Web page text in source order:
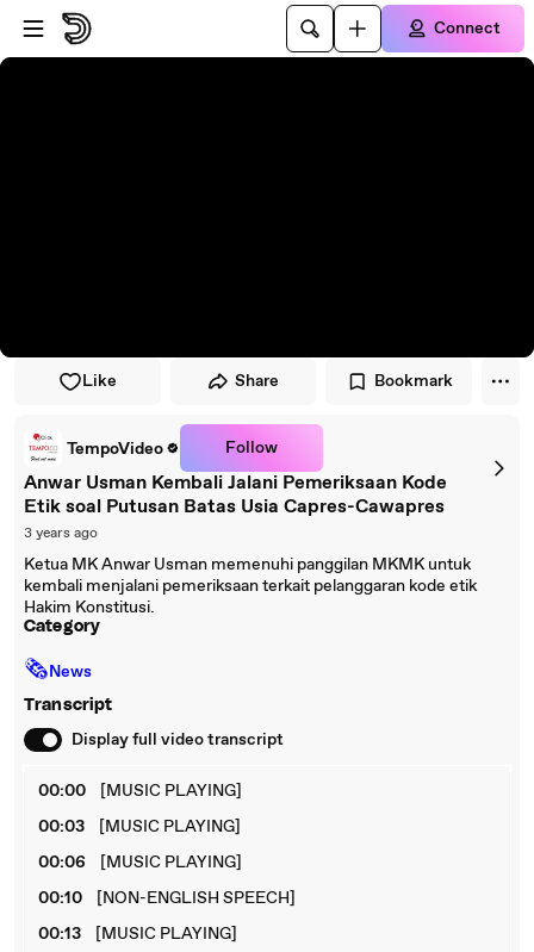
Skip to player
Skip to main content
Connect
Like Share Bookmark
TempoVideo Follow
Anwar Usman Kembali Jalani Pemeriksaan Kode
Etik soal Putusan Batas Usia Capres-Cawapres
3 years ago
Ketua MK Anwar Usman memenuhi panggilan MKMK untuk
kembali menjalani pemeriksaan terkait pelanggaran kode etik
Hakim Konstitusi.
Category
🗞News
Transcript
Display full video transcript
00:00
[MUSIC PLAYING]
00:03
[MUSIC PLAYING]
00:06
[MUSIC PLAYING]
00:10
[NON-ENGLISH SPEECH]
00:13
[MUSIC PLAYING]